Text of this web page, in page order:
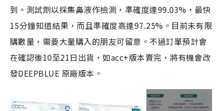
到。測試劑以採集鼻液作檢測，準確度達99.03%，最快
15分鐘知道結果，而且準確度高達97.25%。目前未有限
購數量，需要大量購入的朋友可留意。不過訂單預計會
在確認後10至21日出貨，如acc+版本賣完，將有機會改
發DEEPBLUE 原廠版本。